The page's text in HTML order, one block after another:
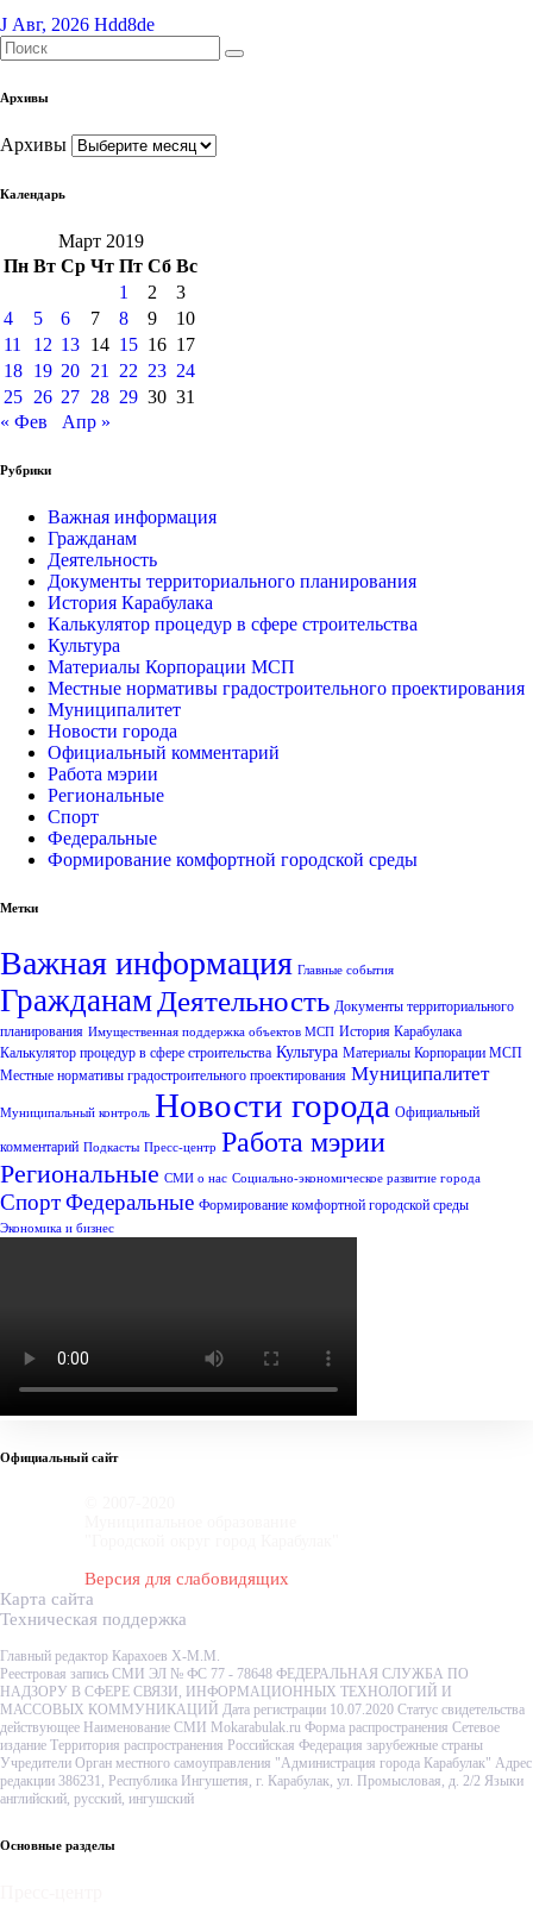
J Авг, 2026 Hdd8de
Архивы
Архивы
Календарь
Март 2019
Пн Вт Ср Чт Пт Сб Вс
1
2
3
4
5 6 7 8 9
10
11
12 13 14 15 16 17
18 19 20 21 22 23 24
25 26 27 28 29 30 31
« Фев
Апр »
Рубрики
Важная информация
Гражданам
Деятельность
Документы территориального планирования
История Карабулака
Калькулятор процедур в сфере строительства
Культура
Материалы Корпорации МСП
Местные нормативы градостроительного проектирования
Муниципалитет
Новости города
Официальный комментарий
Работа мэрии
Региональные
Спорт
Федеральные
Формирование комфортной городской среды
Метки
Важная информация Главные события
Гражданам Деятельность Документы территориального
планирования Имущественная поддержка объектов МСП История Карабулака
Калькулятор процедур в сфере строительства Культура Материалы Корпорации МСП
Местные нормативы градостроительного проектирования Муниципалитет
Муниципальный контроль Новости города Официальный
комментарий Подкасты Пресс-центр Работа мэрии
Региональные СМИ о нас Социально-экономическое развитие города
СпортФедеральные Формирование комфортной городской среды
Экономика и бизнес
Официальный сайт
Версия для слабовидящих
Карта сайта
Техническая поддержка
Главный редактор Карахоев Х-М.М.
Реестровая запись СМИ ЭЛ № ФС 77 - 78648 ФЕДЕРАЛЬНАЯ СЛУЖБА ПО
НАДЗОРУ В СФЕРЕ СВЯЗИ, ИНФОРМАЦИОННЫХ ТЕХНОЛОГИЙ И
МАССОВЫХ КОММУНИКАЦИЙ Дата регистрации 10.07.2020 Статус свидетельства
действующее Наименование СМИ Mokarabulak.ru Форма распространения Сетевое
издание Территория распространения Российская Федерация зарубежные страны
Учредители Орган местного самоуправления "Администрация города Карабулак" Адрес
редакции 386231, Республика Ингушетия, г. Карабулак, ул. Промысловая, д. 2/2 Языки
английский, русский, ингушский
Основные разделы